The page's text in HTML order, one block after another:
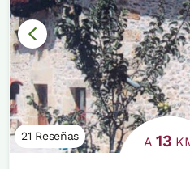
21 Reseñas A13